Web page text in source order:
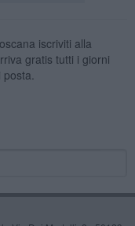
iscriviti alla
gratis tutti i giorni